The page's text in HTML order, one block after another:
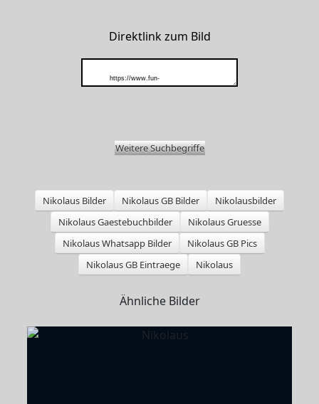
Direktlink zum Bild
Weitere Suchbegriffe
Nikolaus Bilder Nikolaus GB Bilder
Nikolausbilder
Nikolaus Gaestebuchbilder
Nikolaus Gruesse
Nikolaus Whatsapp Bilder
Nikolaus GB Pics
Nikolaus GB Eintraege
Nikolaus
Ähnliche Bilder